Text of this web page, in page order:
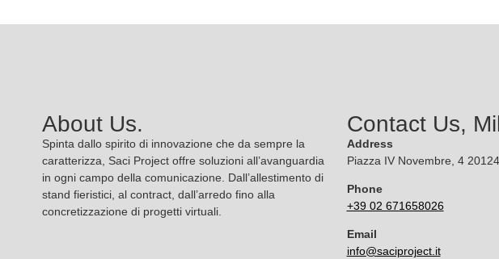
About Us.
Spinta dallo spirito di innovazione che da sempre la
caratterizza, Saci Project offre soluzioni all’avanguardia
in ogni campo della comunicazione. Dall’allestimento di
stand fieristici, al contract, dall’arredo fino alla
concretizzazione di progetti virtuali.
Contact Us,
Address
Piazza IV Novembre, 4
Phone
+39 02 671658026
Email
info@saciproject.it